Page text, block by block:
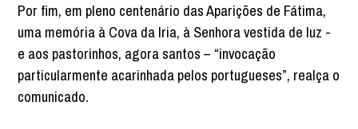
Por fim, em pleno centenário das Aparições de Fátima,
uma memória à Cova da Iria, à Senhora vestida de luz -
e aos pastorinhos, agora santos – “invocação
particularmente acarinhada pelos portugueses”, realça o
comunicado.